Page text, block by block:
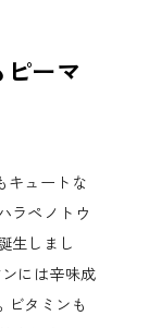
ーマ
キュートな
ラペノトウ
生しまし
には辛味成
ビタミンも